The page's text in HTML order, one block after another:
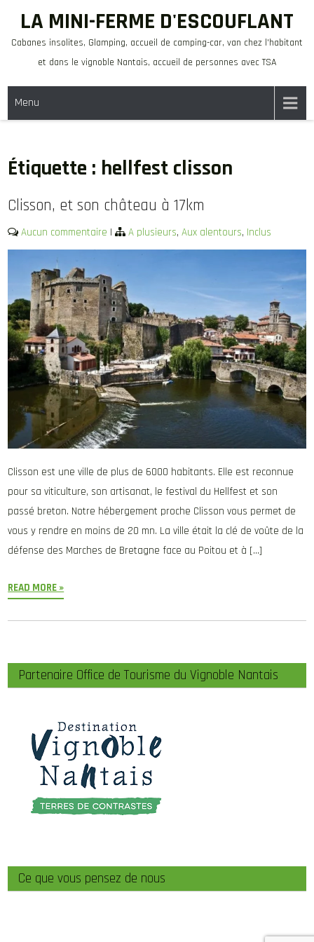
content
LA MINI-FERME D'ESCOUFLANT
Cabanes insolites, Glamping, accueil de camping-car, van chez l'habitant
et dans le vignoble Nantais, accueil de personnes avec TSA
Menu
Étiquette : hellfest clisson
Clisson, et son château à 17km
Aucun commentaire | A plusieurs,Aux alentours, Inclus
Clisson est une ville de plus de 6000 habitants. Elle est reconnue
pour sa viticulture, son artisanat, le festival du Hellfest et son
passé breton. Notre hébergement proche Clisson vous permet de
vous y rendre en moins de 20 mn. La ville était la clé de voûte de la
défense des Marches de Bretagne face au Poitou et à […]
READ MORE »
Partenaire Office de Tourisme du Vignoble Nantais
Ce que vous pensez de nous